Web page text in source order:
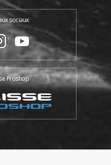
sociaux
Proshop